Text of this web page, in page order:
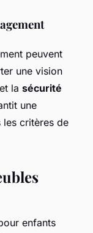
peuvent
une vision
la sécurité
une
les critères de
enfants